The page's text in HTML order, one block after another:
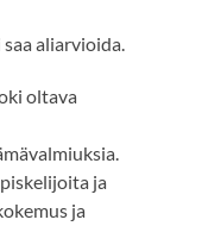
aliarvioida.
oltava
ja
ja